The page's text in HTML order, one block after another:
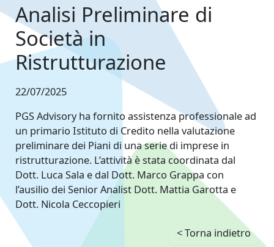
Analisi Preliminare di
Società in
Ristrutturazione
22/07/2025
PGS Advisory ha fornito assistenza professionale ad
un primario Istituto di Credito nella valutazione
preliminare dei Piani di una serie di imprese in
ristrutturazione. L’attività è stata coordinata dal
Dott. Luca Sala e dal Dott. Marco Grappa con
l’ausilio dei Senior Analist Dott. Mattia Garotta e
Dott. Nicola Ceccopieri
< Torna indietro